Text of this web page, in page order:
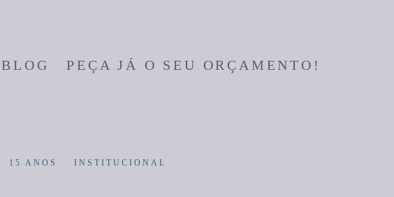
BLOG PEÇA JÁ O SEU ORÇAMENTO!
15 ANOS INSTITUCIONAL